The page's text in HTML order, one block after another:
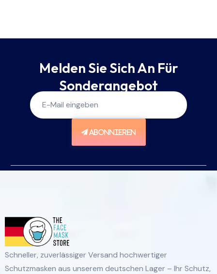
Melden Sie Sich An Für
Sonderangebot
ABONNIEREN
Schneller, zuverlässiger Versand hochwertiger
Schutzmasken aus unserem deutschen Lager – Ihr Schutz,